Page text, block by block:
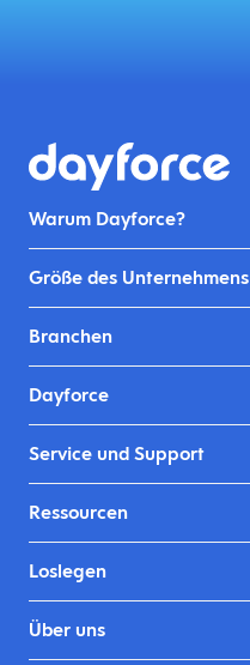
Warum Dayforce?
Größe des Unternehmens
Branchen
Dayforce
Service und Support
Ressourcen
Loslegen
Über uns